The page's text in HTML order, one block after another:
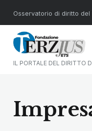
Osservatorio di diritto
IL PORTALE DEL DIRITTO